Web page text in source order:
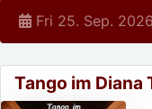
Fri 25. Sep. 2026
Tango im Diana